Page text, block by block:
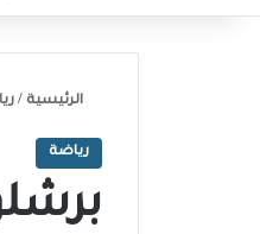
الرئيسية /
رياضة